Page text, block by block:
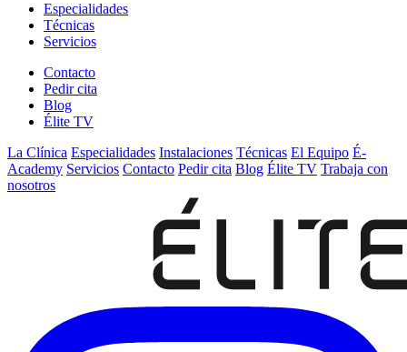
Especialidades
Técnicas
Servicios
Contacto
Pedir cita
Blog
Élite TV
La Clínica Especialidades Instalaciones Técnicas El Equipo É-
Academy Servicios Contacto Pedir cita Blog Élite TV Trabaja con
nosotros